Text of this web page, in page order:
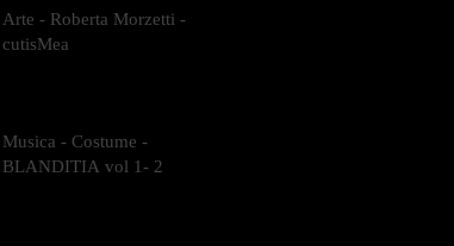
Arte - Roberta Morzetti -
cutisMea
Musica - Costume -
BLANDITIA vol 1- 2